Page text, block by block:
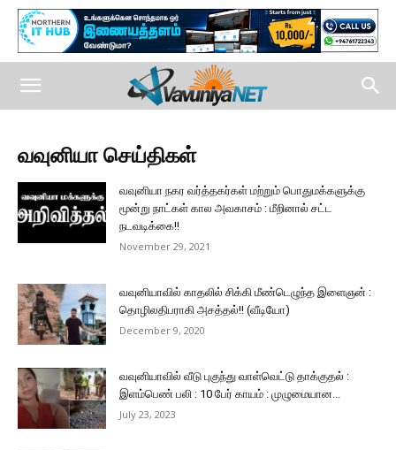
வவுனியா செய்திகள்
வவுனியா நகர வர்த்தகர்கள் மற்றும் பொதுமக்களுக்கு
மூன்று நாட்கள் கால அவகாசம் : மீறினால் சட்ட
நடவடிக்கை!!
November 29, 2021
வவுனியாவில் காதலில் சிக்கி மீண்டெழுந்த இளைஞன் :
தொழிலதிபராகி அசத்தல்!! (வீடியோ)
December 9, 2020
வவுனியாவில் வீடு புகுந்து வாள்வெட்டு தாக்குதல் :
இளம்பெண் பலி : 10 பேர் காயம் : முழுமையான...
July 23, 2023